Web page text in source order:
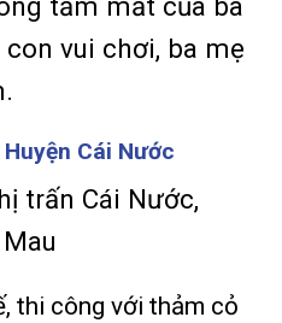
tầm mắt của ba
vui chơi, ba mẹ
Cái Nước
trấn Cái Nước,
thi công với thảm cỏ